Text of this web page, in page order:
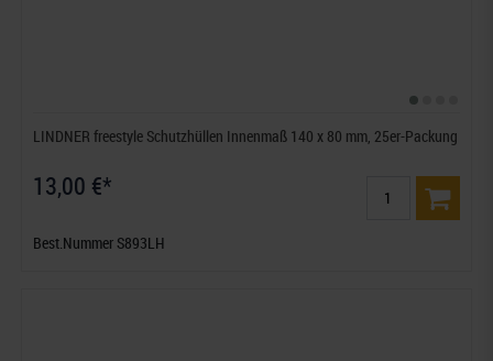
LINDNER freestyle Schutzhüllen Innenmaß 140 x 80 mm, 25er-Packung
13,00 €*
Best.Nummer S893LH